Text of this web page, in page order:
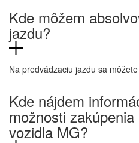
Kde môžem
jazdu?
Na predvádzaciu jazdu sa
Kde nájdem
možnosti
vozidla MG?